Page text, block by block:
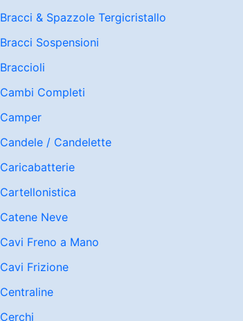
Bracci & Spazzole Tergicristallo
Bracci Sospensioni
Braccioli
Cambi Completi
Camper
Candele / Candelette
Caricabatterie
Cartellonistica
Catene Neve
Cavi Freno a Mano
Cavi Frizione
Centraline
Cerchi